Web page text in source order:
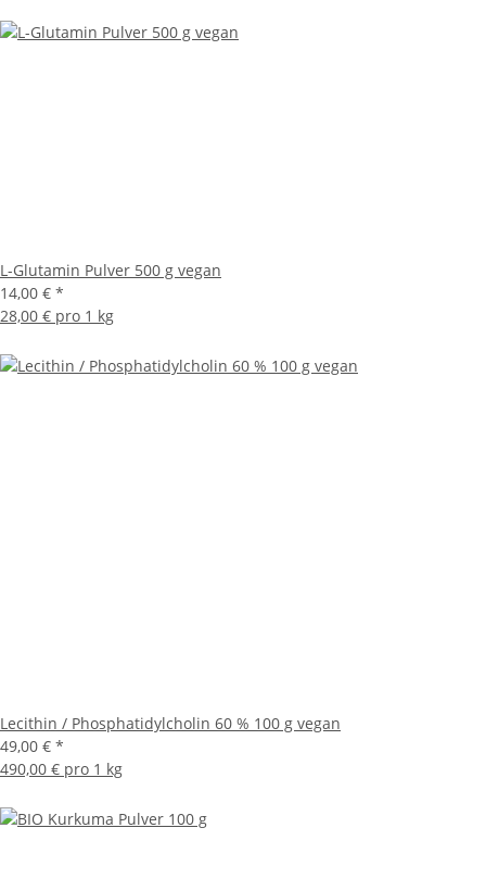
L-Glutamin Pulver 500 g vegan
14,00 € *
28,00 € pro 1 kg
Lecithin / Phosphatidylcholin 60 % 100 g vegan
49,00 € *
490,00 € pro 1 kg